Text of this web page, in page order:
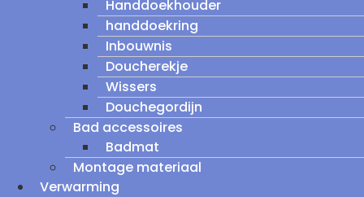
Handdoekhouder
handdoekring
Inbouwnis
Doucherekje
Wissers
Douchegordijn
Bad accessoires
Badmat
Montage materiaal
Verwarming